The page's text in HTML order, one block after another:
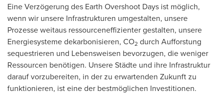
Eine Verzögerung des Earth Overshoot Days ist möglich,
wenn wir unsere Infrastrukturen umgestalten, unsere
Prozesse weitaus ressourceneffizienter gestalten, unsere
Energiesysteme dekarbonisieren, CO2 durch Aufforstung
sequestrieren und Lebensweisen bevorzugen, die weniger
Ressourcen benötigen. Unsere Städte und ihre Infrastruktur
darauf vorzubereiten, in der zu erwartenden Zukunft zu
funktionieren, ist eine der bestmöglichen Investitionen.